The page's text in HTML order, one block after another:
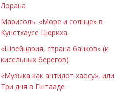
Лорана
Марисоль: «Море и солнце» в
Кунстхаусе Цюриха
«Швейцария, страна банков» (и
кисельных берегов)
«Музыка как антидот хаосу», или
Три дня в Гштааде